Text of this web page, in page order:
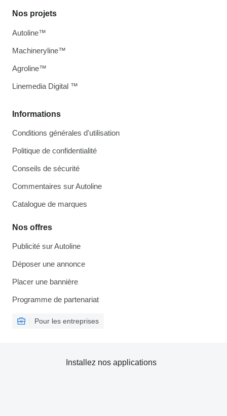
Informations
Conditions générales d'utilisation
Politique de confidentialité
Conseils de sécurité
Commentaires sur Autoline
Catalogue de marques
Nos offres
Publicité sur Autoline
Déposer une annonce
Placer une bannière
Programme de partenariat
Pour les entreprises
Nos projets
Autoline™
Machineryline™
Agroline™
Linemedia Digital ™
Installez nos applications